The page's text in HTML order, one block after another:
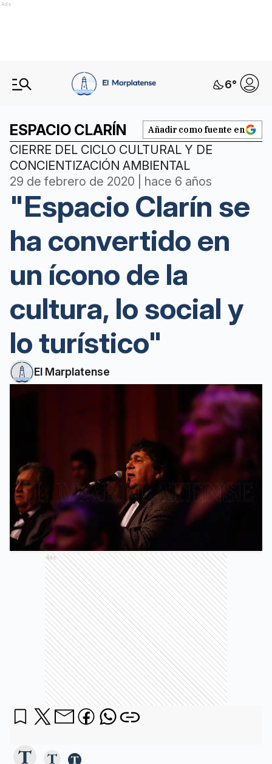
Ads
6°
ESPACIO CLARÍN Añadir como fuente en
CIERRE DEL CICLO CULTURAL Y DE
CONCIENTIZACIÓN AMBIENTAL
29 de febrero de 2020 | hace 6 años
"Espacio Clarín se
ha convertido en
un ícono de la
cultura, lo social y
lo turístico"
El Marplatense
Ads